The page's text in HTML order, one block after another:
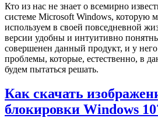
Кто из нас не знает о всемирно
системе Microsoft Windows, которую
используем в своей повседневной
версии удобны и интуитивно
совершенен данный продукт, и у него
проблемы, которые, естественно, в
будем пытаться решать.
Как скачать
блокировки Windows